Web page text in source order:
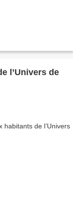
l’Univers de